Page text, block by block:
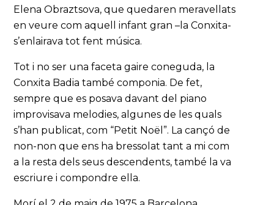
Elena Obraztsova, que quedaren meravellats
en veure com aquell infant gran –la Conxita-
s’enlairava tot fent música.
Tot i no ser una faceta gaire coneguda, la
Conxita Badia també componia. De fet,
sempre que es posava davant del piano
improvisava melodies, algunes de les quals
s’han publicat, com “Petit Noël”. La cançó de
non-non que ens ha bressolat tant a mi com
a la resta dels seus descendents, també la va
escriure i compondre ella.